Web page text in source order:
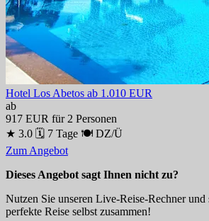
Hotel Los Abetos ab 1.010 EUR
ab
917 EUR für 2 Personen
★ 3.0 🗓 7 Tage 🍽 DZ/Ü
Zum Angebot
Dieses Angebot sagt Ihnen nicht zu?
Nutzen Sie unseren Live-Reise-Rechner und
perfekte Reise selbst zusammen!